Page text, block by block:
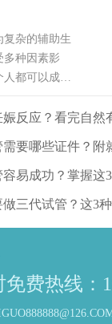
复杂的辅助生
多种因素影
人都可以成
管婴儿不能成
如果还想了解
、费用、成功
反应？看完自然
要哪些证件？附
易成功？掌握这
三代试管？这3
免费热线：